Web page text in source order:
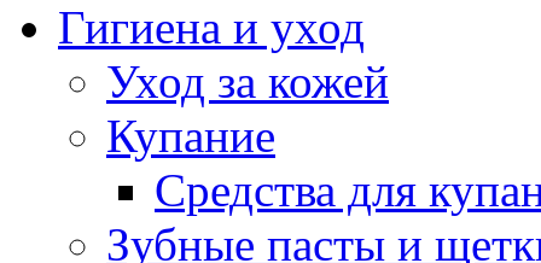
Гигиена и уход
Уход за кожей
Купание
Средства для
Зубные пасты и